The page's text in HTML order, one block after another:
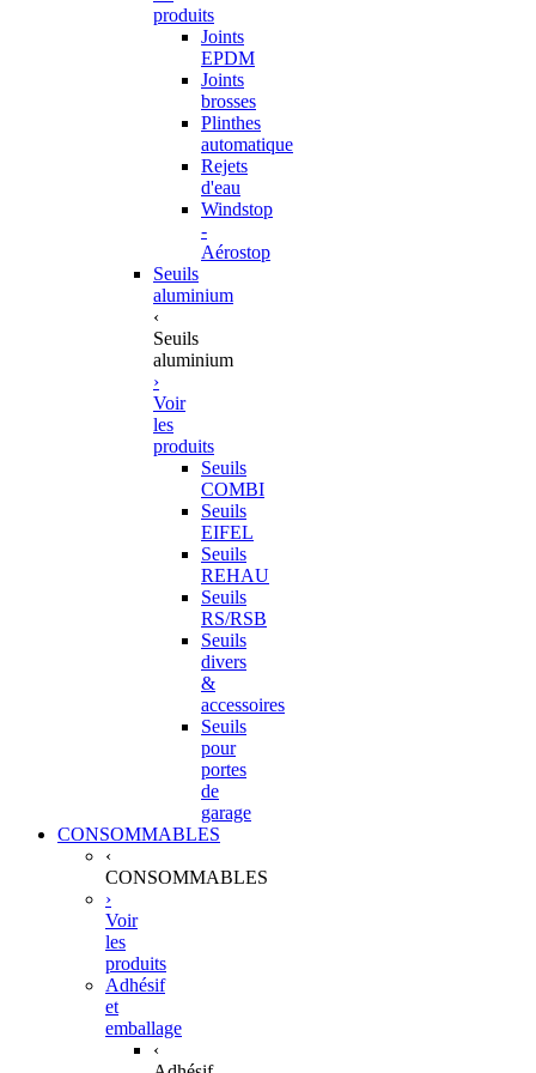
produits
Joints
EPDM
Joints
brosses
Plinthes
automatique
Rejets
d'eau
Windstop
-
Aérostop
Seuils
aluminium
‹
Seuils
aluminium
›
Voir
les
produits
Seuils
COMBI
Seuils
EIFEL
Seuils
REHAU
Seuils
RS/RSB
Seuils
divers
&
accessoires
Seuils
pour
portes
de
garage
CONSOMMABLES
‹
CONSOMMABLES
›
Voir
les
produits
Adhésif
et
emballage
‹